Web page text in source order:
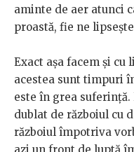
aminte de aer atunci
proastă, fie ne
Exact așa facem și
acestea sunt timpuri
este în grea suferință.
dublat de războiul cu
războiul împotriva